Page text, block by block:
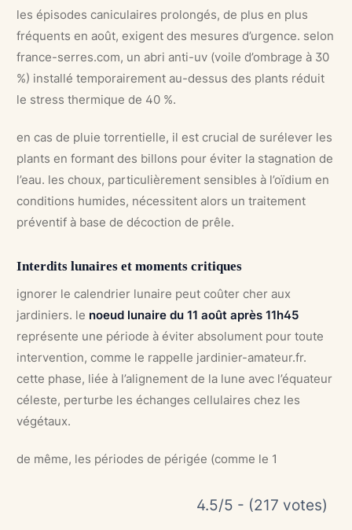
les épisodes caniculaires prolongés, de plus en plus
fréquents en août, exigent des mesures d’urgence. selon
france-serres.com, un abri anti-uv (voile d’ombrage à 30
%) installé temporairement au-dessus des plants réduit
le stress thermique de 40 %.
en cas de pluie torrentielle, il est crucial de surélever les
plants en formant des billons pour éviter la stagnation de
l’eau. les choux, particulièrement sensibles à l’oïdium en
conditions humides, nécessitent alors un traitement
préventif à base de décoction de prêle.
Interdits lunaires et moments critiques
ignorer le calendrier lunaire peut coûter cher aux
jardiniers. le noeud lunaire du 11 août après 11h45
représente une période à éviter absolument pour toute
intervention, comme le rappelle jardinier-amateur.fr.
cette phase, liée à l’alignement de la lune avec l’équateur
céleste, perturbe les échanges cellulaires chez les
végétaux.
de même, les périodes de périgée (comme le 1
4.5/5 - (217 votes)